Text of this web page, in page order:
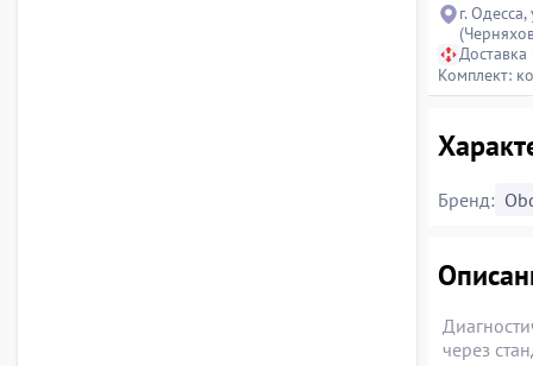
г.
Комплект:
Бренд:
через